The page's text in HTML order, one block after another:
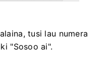
tusi lau numera
"Sosoo ai".